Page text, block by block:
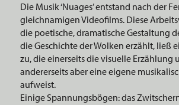
Die Musik ‘Nuages’ entstand nach der
gleichnamigen Videofilms. Diese
die poetische, dramatische Gestaltung
die Geschichte der Wolken erzählt, ließ
zu, die einerseits die visuelle Erzählung
andererseits aber eine eigene
aufweist.
Einige Spannungsbögen: das